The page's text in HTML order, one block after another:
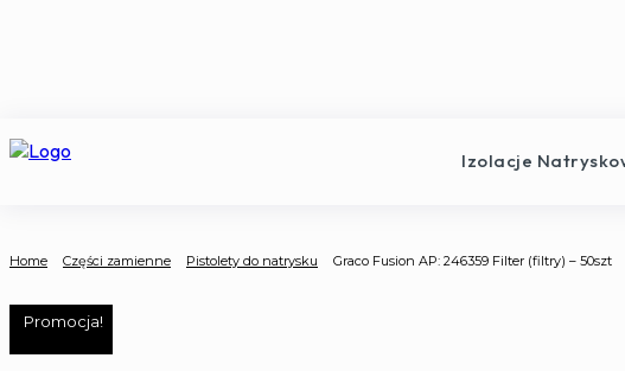
Izolacje
Home Części zamienne Pistolety do natrysku Graco Fusion AP: 246359 Filter (filtry) – 50szt
Promocja!